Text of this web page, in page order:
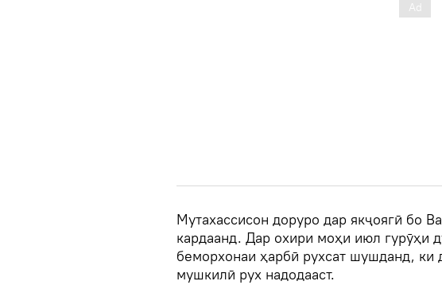
Мутахассисон доруро дар якҷоягӣ бо
кардаанд. Дар охири моҳи июл гурӯҳи
беморхонаи ҳарбӣ рухсат шушданд, ки
мушкилӣ рух надодааст.